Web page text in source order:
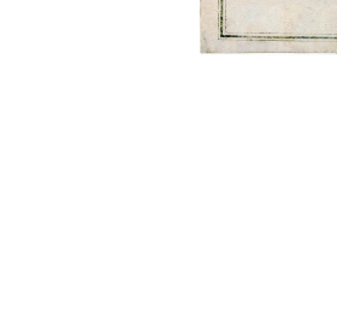
滋賀県史の編さん